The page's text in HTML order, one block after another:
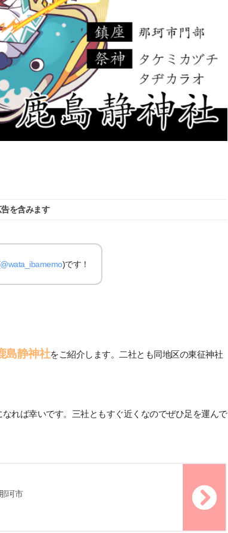
を含みます
@wata_ibamemo)です！
島静神社をご紹介します。二社とも同地区の東征神社
れば幸いです。三社ともすぐ近くなのでぜひ足を運んで
珂市